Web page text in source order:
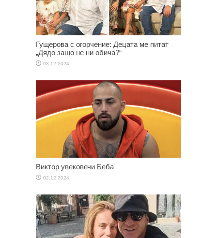
Гущерова с огорчение: Децата ме питат
„Дядо защо не ни обича?“
03.12.2024
Виктор увековечи Беба
02.12.2024